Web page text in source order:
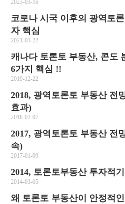
2023-03-16
코로나 시국 이후의 광역토
자 핵심
2021-03-22
캐나다 토론토 부동산, 콘도
6가지 핵심 !!
2019-12-22
2018, 광역토론토 부동산 전
효과)
2018-02-07
2017, 광역토론토 부동산 전
속)
2017-01-09
2014, 토론토부동산 투자적
2014-03-05
왜 토론토 부동산이 안정적